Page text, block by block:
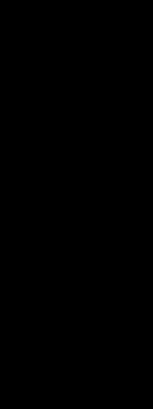
прошло быстро
быстрой,